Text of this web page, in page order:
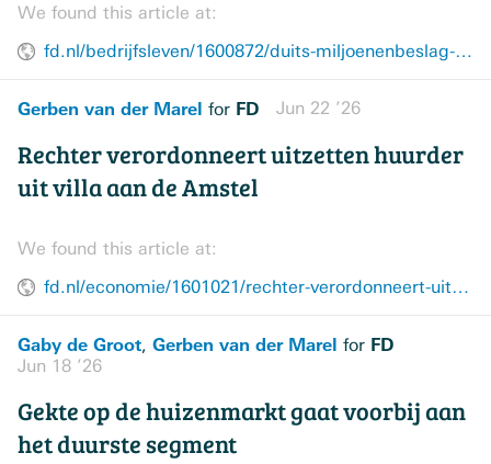
We found this article at:
fd.nl/bedrijfsleven/1600872/duits-miljoenenbeslag-op-vastgoed-van-rotterdamse-havenmagnaat-peter-goedvolk
Gerben van der Marel for FD Jun 22 ’26
Rechter verordonneert uitzetten huurder
uit villa aan de Amstel
We found this article at:
fd.nl/economie/1601021/rechter-verordonneert-uitzetten-huurder-uit-villa-aan-de-amstel
Gaby de Groot, Gerben van der Marel for FD
Jun 18 ’26
Gekte op de huizenmarkt gaat voorbij aan
het duurste segment